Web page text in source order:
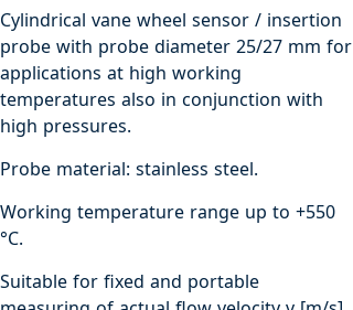
Cylindrical vane wheel sensor / insertion
probe with probe diameter 25/27 mm for
applications at high working
temperatures also in conjunction with
high pressures.
Probe material: stainless steel.
Working temperature range up to +550
°C.
Suitable for fixed and portable